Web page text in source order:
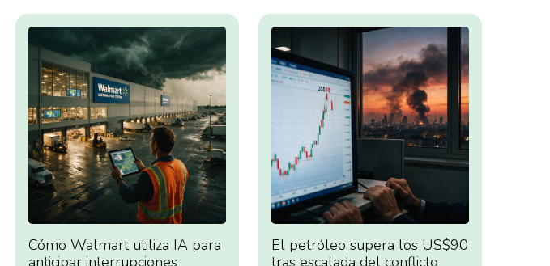
Cómo Walmart utiliza IA para
anticipar interrupciones
El petróleo supera los US$90
tras escalada del conflicto